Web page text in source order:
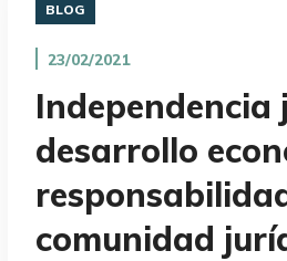
BLOG
23/02/2021
Independencia
desarrollo
comunidad